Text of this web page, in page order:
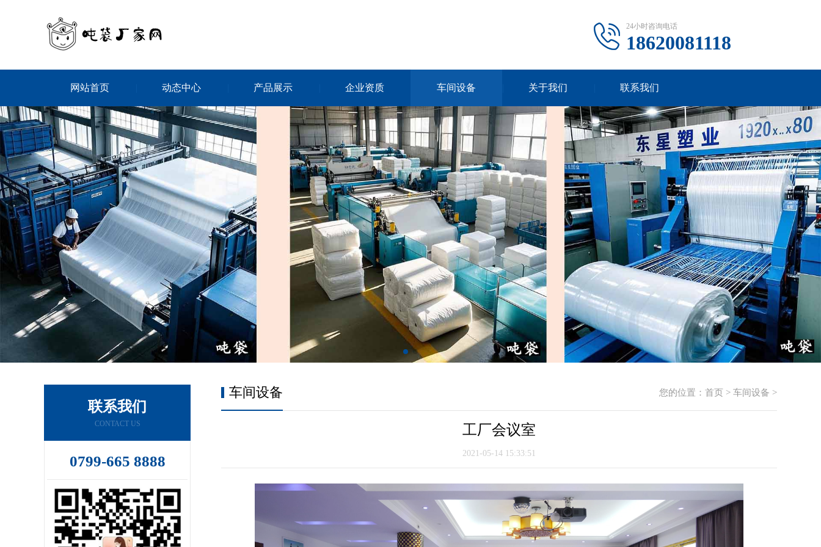
24小时咨询电话
18620081118
网站首页 动态中心 产品展示 企业资质 车间设备 关于我们 联系我们
联系我们
CONTACT US
0799-665 8888
您的位置： 首页 > 车间设备 >
车间设备
工厂会议室
2021-05-14 15:33:51